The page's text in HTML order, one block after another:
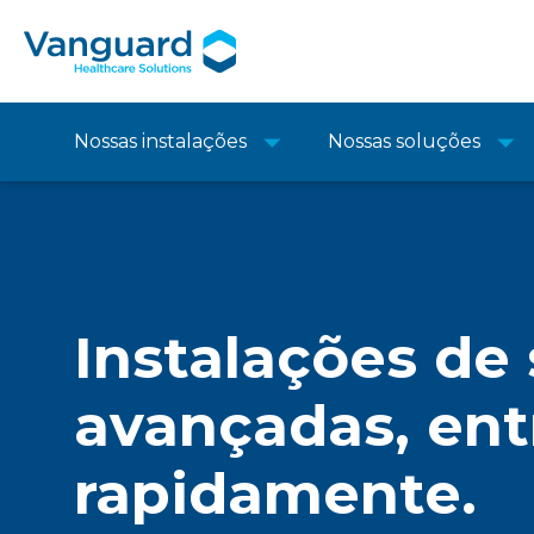
Nossas instalações Nossas soluções
Instalações de
avançadas,
rapidamente.